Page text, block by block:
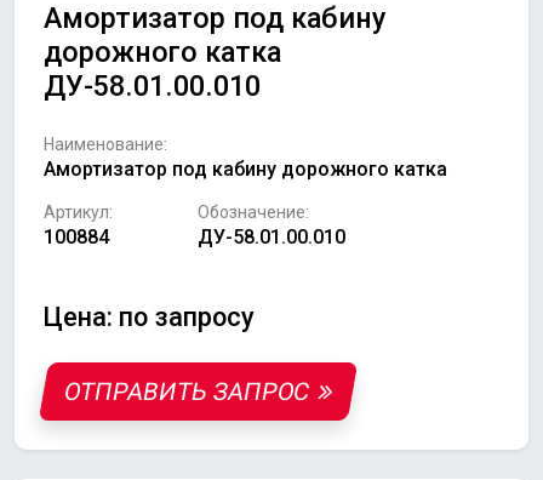
Амортизатор под кабину
дорожного катка
ДУ-58.01.00.010
Наименование:
Амортизатор под кабину дорожного катка
Артикул:
100884
Обозначение:
ДУ-58.01.00.010
Цена: по запросу
ОТПРАВИТЬ ЗАПРОС